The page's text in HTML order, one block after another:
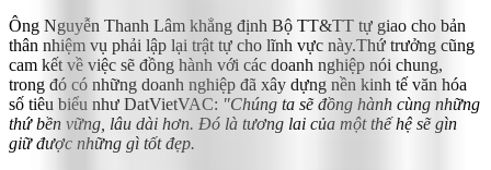
Ông Nguyễn Thanh Lâm khẳng định Bộ TT&TT tự giao cho bản
thân nhiệm vụ phải lập lại trật tự cho lĩnh vực này.Thứ trưởng cũng
cam kết về việc sẽ đồng hành với các doanh nghiệp nói chung,
trong đó có những doanh nghiệp đã xây dựng nền kinh tế văn hóa
số tiêu biểu như DatVietVAC: "Chúng ta sẽ đồng hành cùng những
thứ bền vững, lâu dài hơn. Đó là tương lai của một thế hệ sẽ gìn
giữ được những gì tốt đẹp.